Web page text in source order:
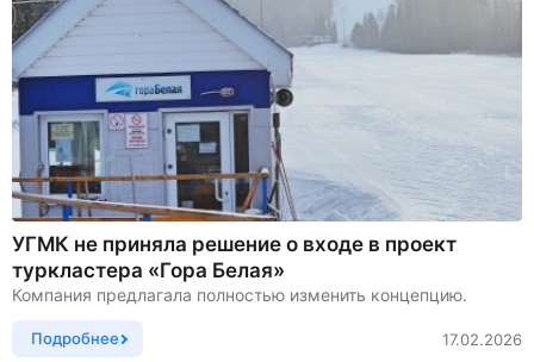
УГМК не приняла решение о входе в проект
туркластера «Гора Белая»
Компания предлагала полностью изменить концепцию.
Подробнее 17.02.2026